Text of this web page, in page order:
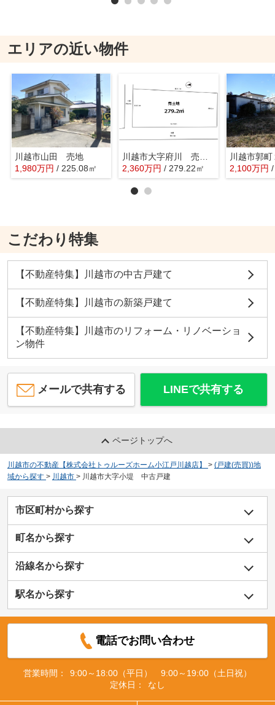
エリアの近い物件
川越市山田 売地
1,980万円 / 225.08㎡
川越市大字府川 売地 AB区画
2,360万円 / 279.22㎡ 2,100万円
こだわり特集
【不動産特集】川越市の中古戸建て
【不動産特集】川越市の新築戸建て
【不動産特集】川越市のリフォーム・リノベーショ
ン物件
メールで共有する LINEで共有する
ページトップへ
川越市の不動産【株式会社トゥルーズホーム小江戸川越店】 > (戸建(売買))地
域から探す > 川越市 > 川越市大字小堤 中古戸建
市区町村から探す
町名から探す
沿線名から探す
駅名から探す
電話でお問い合わせ
営業時間：
9:00～18:00（平日） 9:00～19:00（土日祝）
定休日：
なし